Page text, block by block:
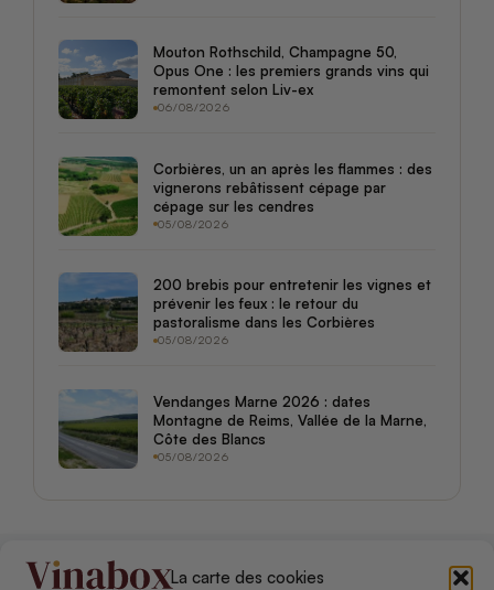
La carte des cookies
Mouton Rothschild, Champagne 50,
Opus One : les premiers grands vins qui
remontent selon Liv-ex
06/08/2026
Corbières, un an après les flammes : des
vignerons rebâtissent cépage par
cépage sur les cendres
05/08/2026
200 brebis pour entretenir les vignes et
prévenir les feux : le retour du
pastoralisme dans les Corbières
05/08/2026
Vendanges Marne 2026 : dates
Montagne de Reims, Vallée de la Marne,
Côte des Blancs
05/08/2026